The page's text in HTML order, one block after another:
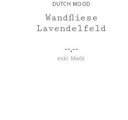
DUTCH MOOD
Wandfliese
Lavendelfeld
--,--
exkl. MwSt.